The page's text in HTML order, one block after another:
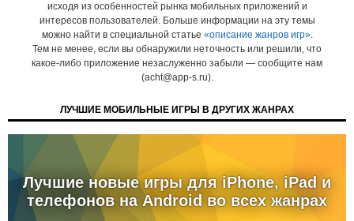
исходя из особенностей рынка мобильных приложений и
интересов пользователей. Больше информации на эту темы
можно найти в специальной статье «описание жанров игр».
Тем не менее, если вы обнаружили неточность или решили, что
какое-либо приложение незаслуженно забыли — сообщите нам
(acht@app-s.ru).
ЛУЧШИЕ МОБИЛЬНЫЕ ИГРЫ В ДРУГИХ ЖАНРАХ
Лучшие новые игры для iPhone, iPad и
телефонов на Android во всех жанрах